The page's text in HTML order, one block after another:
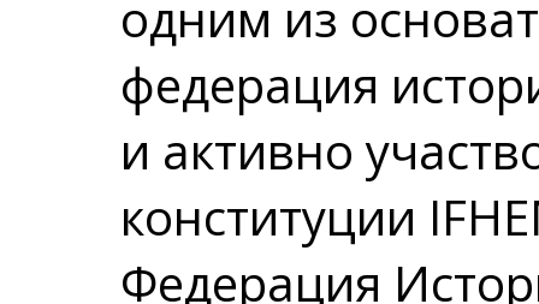
одним из
федерация
и активно
конституции
Федерация